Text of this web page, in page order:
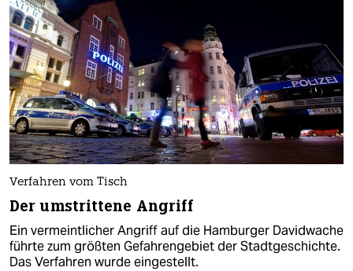
Verfahren vom Tisch
Der umstrittene Angriff
Ein vermeintlicher Angriff auf die Hamburger Davidwache
führte zum größten Gefahrengebiet der Stadtgeschichte.
Das Verfahren wurde eingestellt.